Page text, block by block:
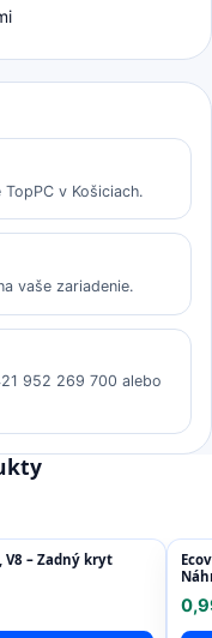
v Košiciach.
vaše zariadenie.
952 269 700 alebo
V8 – Zadný kryt